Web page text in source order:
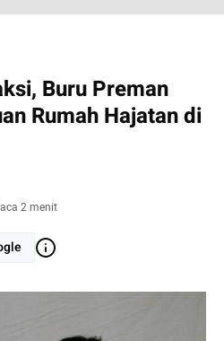
Buru Preman
Rumah Hajatan di
2 menit